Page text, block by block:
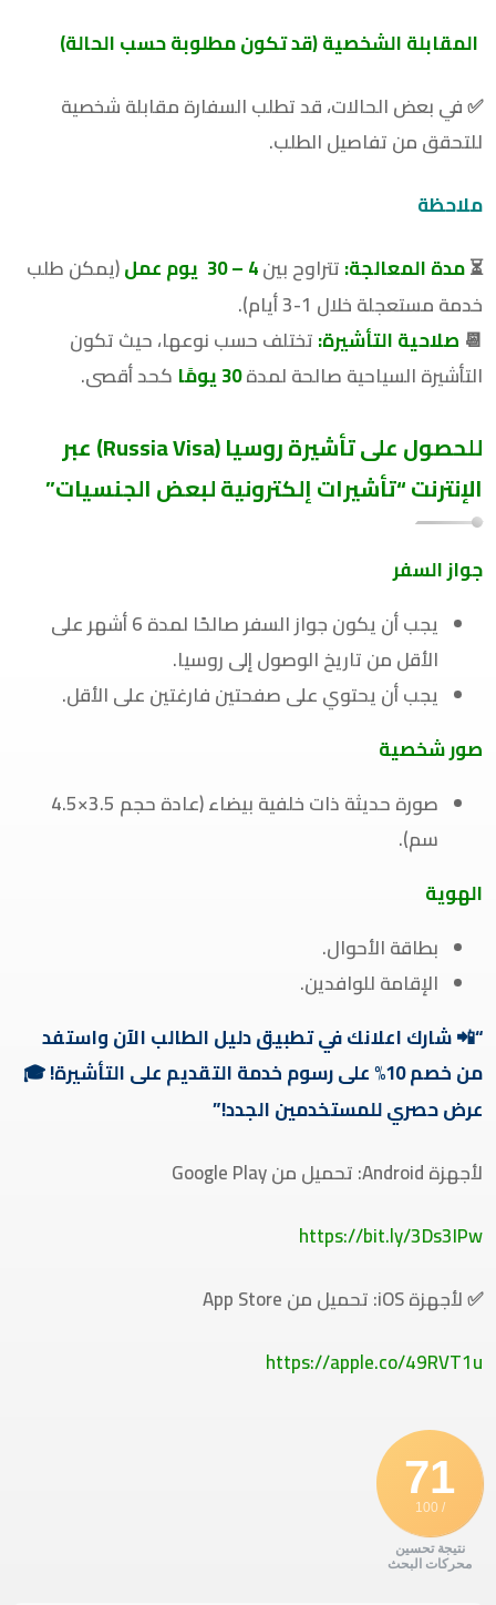
المقابلة الشخصية (قد تكون مطلوبة حسب الحالة)
✅ في بعض الحالات، قد تطلب السفارة مقابلة شخصية
للتحقق من تفاصيل الطلب.
ملاحظة
⏳مدة المعالجة:تتراوح بين4 – 30 يوم عمل(يمكن طلب
خدمة مستعجلة خلال 1-3 أيام).
📆 صلاحية التأشيرة:تختلف حسب نوعها، حيث تكون
التأشيرة السياحية صالحة لمدة30يومًا كحد أقصى.
للحصول على تأشيرة روسيا (Russia Visa) عبر
الإنترنت “تأشيراتإلكترونية لبعض الجنسيات”
جواز السفر
يجب أن يكون جواز السفر صالحًا لمدة 6 أشهر على
الأقل من تاريخ الوصول إلى روسيا.
يجب أن يحتوي على صفحتين فارغتين على الأقل.
صور شخصية
صورة حديثة ذات خلفية بيضاء (عادة حجم 3.5×4.5
سم).
الهوية
بطاقة الأحوال.
الإقامة للوافدين.
“
📲شارك اعلانك في تطبيق دليل الطالب الآن واستفد
من خصم 10% على رسوم خدمة التقديم على التأشيرة!
🎓
عرضحصريللمستخدمينالجدد!”
لأجهزة Android: تحميل من Google Play
https://bit.ly/3Ds3IPw
✅ لأجهزة iOS: تحميل من App Store
https://apple.co/49RVT1u
71
/ 100
نتيجة تحسين
محركات البحث